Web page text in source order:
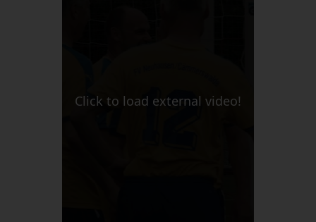
Click to load external video!